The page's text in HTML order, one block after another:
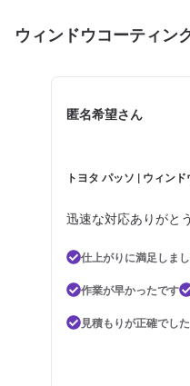
ウィンドウコーティン
匿名希望さん
トヨタ パッソ | ウィン
迅速な対応ありがと
仕上がりに満足しま
作業が早かったです
見積もりが正確でした